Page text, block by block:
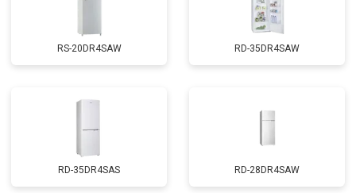
RS-20DR4SAW RD-35DR4SAW
RD-35DR4SAS RD-28DR4SAW